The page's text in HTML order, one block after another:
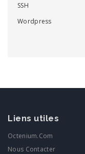
SSH
Wordpress
Liens utiles
Octenium.com
Nous Contacter